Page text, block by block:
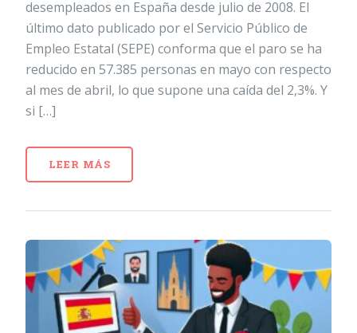
desempleados en España desde julio de 2008. El
último dato publicado por el Servicio Público de
Empleo Estatal (SEPE) conforma que el paro se ha
reducido en 57.385 personas en mayo con respecto
al mes de abril, lo que supone una caída del 2,3%. Y
si […]
LEER MÁS